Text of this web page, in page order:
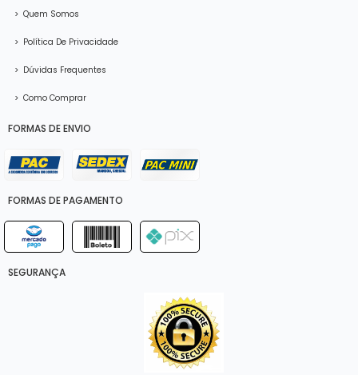
> Quem Somos
> Política De Privacidade
> Dúvidas Frequentes
> Como Comprar
FORMAS DE ENVIO
FORMAS DE PAGAMENTO
SEGURANÇA